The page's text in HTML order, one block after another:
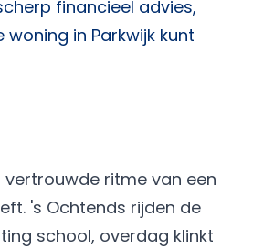
financieel advies,
in Parkwijk kunt
vertrouwde ritme van een
's Ochtends rijden de
school, overdag klinkt